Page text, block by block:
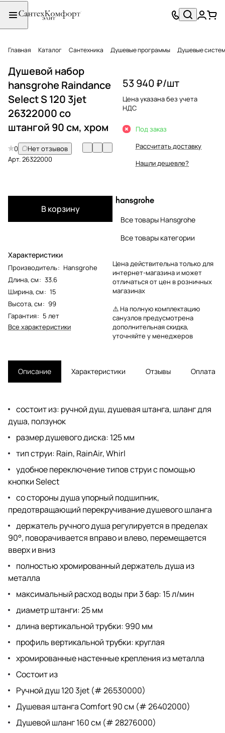
Главная Каталог Сантехника Душевые программы Душевые
Душевой набор
hansgrohe Raindance
Select S 120 3jet
26322000 со
штангой 90 см, хром
0
Нет отзывов
Арт.26322000
В корзину
Характеристики
Производитель: Hansgrohe
Длина, см: 33.6
Ширина, см: 15
Высота, см: 99
Гарантия: 5 лет
Все характеристики
53 940 ₽/шт
Цена указана без учета
НДС
Под заказ
Рассчитать доставку
Нашли дешевле?
Все товары Hansgrohe
Все товары категории
Цена действительна только для
интернет-магазина и может
отличаться от цен в розничных
магазинах
⚠️ На полную комплектацию
санузлов предусмотрена
дополнительная скидка,
уточняйте у менеджеров
Описание Характеристики Отзывы Оплата
состоит из: ручной душ, душевая штанга, шланг для
душа, ползунок
размер душевого диска: 125 мм
тип струи: Rain, RainAir, Whirl
удобное переключение типов струи с помощью
кнопки Select
со стороны душа упорный подшипник,
предотвращающий перекручивание душевого шланга
держатель ручного душа регулируется в пределах
90°, поворачивается вправо и влево, перемещается
вверх и вниз
полностью хромированный держатель душа из
металла
максимальный расход воды при 3 бар: 15 л/мин
диаметр штанги: 25 мм
длина вертикальной трубки: 990 мм
профиль вертикальной трубки: круглая
хромированные настенные крепления из металла
Состоит из
Ручной душ 120 3jet (# 26530000)
Душевая штанга Comfort 90 см (# 26402000)
Душевой шланг 160 см (# 28276000)